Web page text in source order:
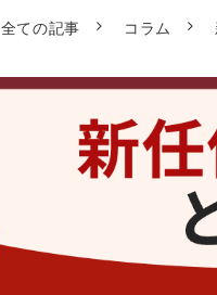
全ての記事 コラム